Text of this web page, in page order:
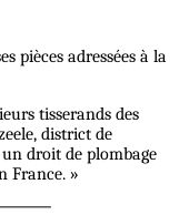
pièces adressées à la
tisserands des
district de
droit de plombage
France. »